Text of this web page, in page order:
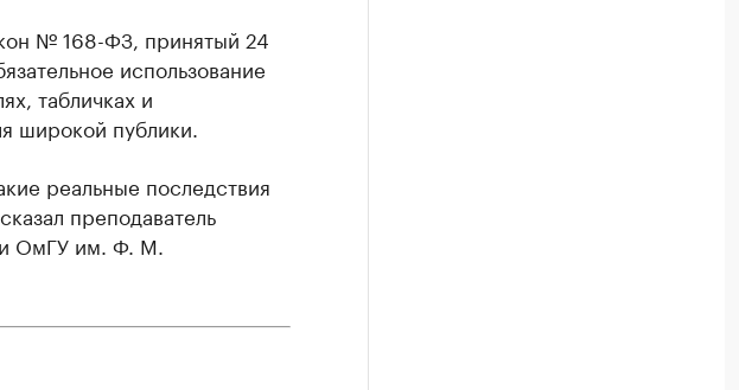
№ 168-ФЗ, принятый 24
использование
табличках и
широкой публики.
реальные последствия
преподаватель
ОмГУ им. Ф. М.